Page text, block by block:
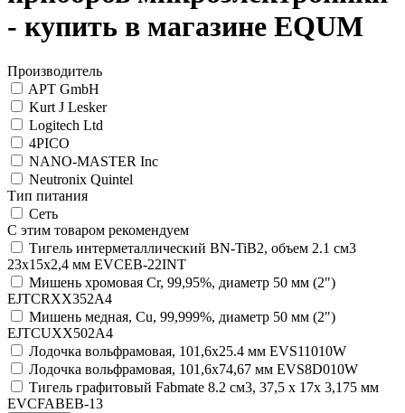
- купить в магазине EQUM
Производитель
APT GmbH
Kurt J Lesker
Logitech Ltd
4PICO
NANO-MASTER Inc
Neutronix Quintel
Тип питания
Сеть
С этим товаром рекомендуем
Тигель интерметаллический BN-TiB2, объем 2.1 см3
23х15х2,4 мм EVCEB-22INT
Мишень хромовая Cr, 99,95%, диаметр 50 мм (2")
EJTCRXX352A4
Мишень медная, Cu, 99,999%, диаметр 50 мм (2")
EJTCUXX502A4
Лодочка вольфрамовая, 101,6х25.4 мм EVS11010W
Лодочка вольфрамовая, 101,6х74,67 мм EVS8D010W
Тигель графитовый Fabmate 8.2 см3, 37,5 х 17х 3,175 мм
EVCFABEB-13